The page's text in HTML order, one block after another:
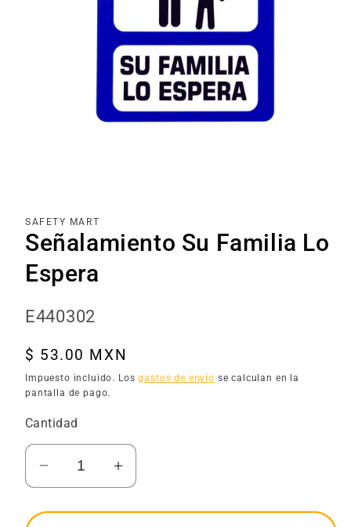
una
ventana
modal
SAFETY MART
Señalamiento Su Familia Lo
Espera
SKU:
E440302
Precio
habitual
$ 53.00 MXN
Impuesto incluido. Losgastos de envío se calculan en la
pantalla de pago.
Cantidad
Reducir
cantidad
para
Aumentar
cantidad
para